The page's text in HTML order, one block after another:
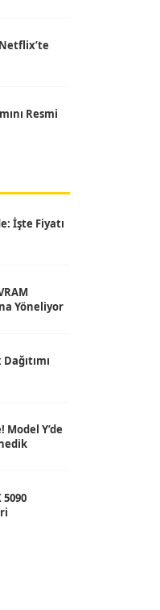
Netflix’te
Resmi
İşte Fiyatı
Yöneliyor
Model Y’de
5090